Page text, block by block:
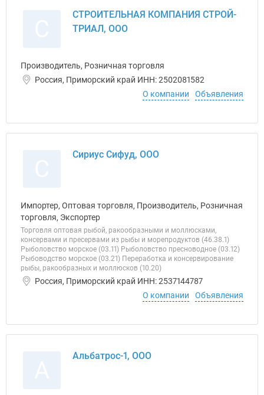
СТРОИТЕЛЬНАЯ КОМПАНИЯ СТРОЙ-
ТРИАЛ, ООО
Производитель, Розничная торговля
Россия, Приморский край ИНН: 2502081582
О компании
Объявления
Сириус Сифуд, ООО
Импортер, Оптовая торговля, Производитель, Розничная
торговля, Экспортер
Торговля оптовая рыбой, ракообразными и моллюсками,
консервами и пресервами из рыбы и морепродуктов (46.38.1)
Рыболовство морское (03.11) Рыболовство пресноводное (03.12)
Рыбоводство морское (03.21) Переработка и консервирование
рыбы, ракообразных и моллюсков (10.20)
Россия, Приморский край ИНН: 2537144787
О компании
Объявления
Альбатрос-1, ООО